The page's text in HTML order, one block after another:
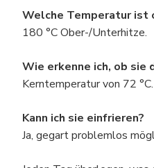
Welche Temperatur ist
180 °C Ober-/Unterhitze.
Wie erkenne ich, ob sie
Kerntemperatur von 72 °C.
Kann ich sie einfrieren?
Ja, gegart problemlos